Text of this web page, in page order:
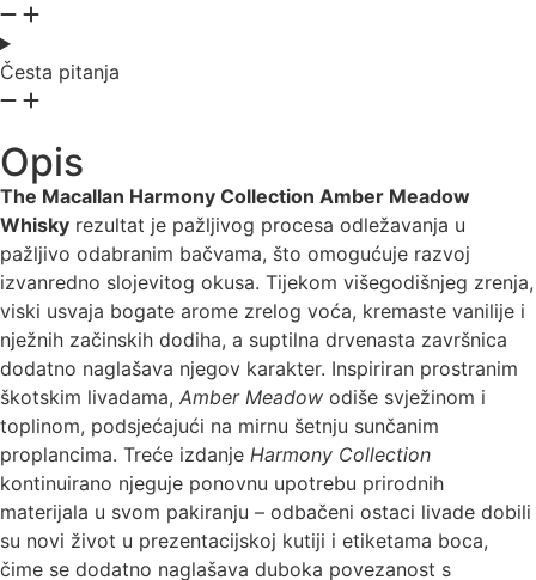
Česta pitanja
Opis
The Macallan Harmony Collection Amber Meadow
Whisky rezultat je pažljivog procesa odležavanja u
pažljivo odabranim bačvama, što omogućuje razvoj
izvanredno slojevitog okusa. Tijekom višegodišnjeg zrenja,
viski usvaja bogate arome zrelog voća, kremaste vanilije i
nježnih začinskih dodiha, a suptilna drvenasta završnica
dodatno naglašava njegov karakter. Inspiriran prostranim
škotskim livadama, Amber Meadow odiše svježinom i
toplinom, podsjećajući na mirnu šetnju sunčanim
proplancima. Treće izdanje Harmony Collection
kontinuirano njeguje ponovnu upotrebu prirodnih
materijala u svom pakiranju – odbačeni ostaci livade dobili
su novi život u prezentacijskoj kutiji i etiketama boca,
čime se dodatno naglašava duboka povezanost s